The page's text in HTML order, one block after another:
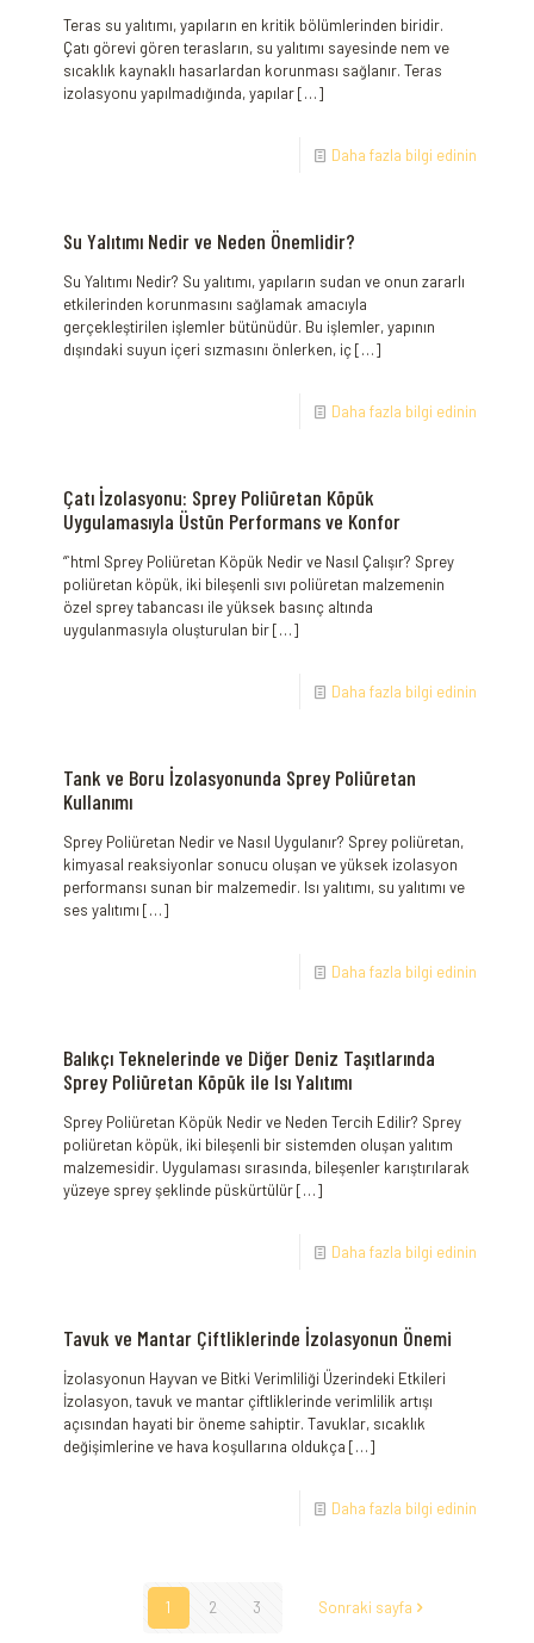
Teras su yalıtımı, yapıların en kritik bölümlerinden biridir.
Çatı görevi gören terasların, su yalıtımı sayesinde nem ve
sıcaklık kaynaklı hasarlardan korunması sağlanır. Teras
izolasyonu yapılmadığında, yapılar[…]
Daha fazla bilgi edinin
Su Yalıtımı Nedir ve Neden Önemlidir?
Su Yalıtımı Nedir? Su yalıtımı, yapıların sudan ve onun zararlı
etkilerinden korunmasını sağlamak amacıyla
gerçekleştirilen işlemler bütünüdür. Bu işlemler, yapının
dışındaki suyun içeri sızmasını önlerken, iç[…]
Daha fazla bilgi edinin
Çatı İzolasyonu: Sprey Poliüretan Köpük
Uygulamasıyla Üstün Performans ve Konfor
“`html Sprey Poliüretan Köpük Nedir ve Nasıl Çalışır? Sprey
poliüretan köpük, iki bileşenli sıvı poliüretan malzemenin
özel sprey tabancası ile yüksek basınç altında
uygulanmasıyla oluşturulan bir[…]
Daha fazla bilgi edinin
Tank ve Boru İzolasyonunda Sprey Poliüretan
Kullanımı
Sprey Poliüretan Nedir ve Nasıl Uygulanır? Sprey poliüretan,
kimyasal reaksiyonlar sonucu oluşan ve yüksek izolasyon
performansı sunan bir malzemedir. Isı yalıtımı, su yalıtımı ve
ses yalıtımı […]
Daha fazla bilgi edinin
Balıkçı Teknelerinde ve Diğer Deniz Taşıtlarında
Sprey Poliüretan Köpük ile Isı Yalıtımı
Sprey Poliüretan Köpük Nedir ve Neden Tercih Edilir? Sprey
poliüretan köpük, iki bileşenli bir sistemden oluşan yalıtım
malzemesidir. Uygulaması sırasında, bileşenler karıştırılarak
yüzeye sprey şeklinde püskürtülür[…]
Daha fazla bilgi edinin
Tavuk ve Mantar Çiftliklerinde İzolasyonun Önemi
İzolasyonun Hayvan ve Bitki Verimliliği Üzerindeki Etkileri
İzolasyon, tavuk ve mantar çiftliklerinde verimlilik artışı
açısından hayati bir öneme sahiptir. Tavuklar, sıcaklık
değişimlerine ve hava koşullarına oldukça […]
Daha fazla bilgi edinin
1 2 3 Sonraki sayfa